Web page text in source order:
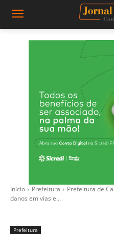
Início Prefeitura
Prefeitura de
danos em vias e...
Prefeitura